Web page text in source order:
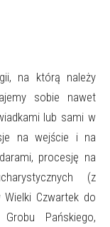
na którą należy
sobie nawet
lub sami w
na wejście i na
procesję na
(z
Czwartek do
Pańskiego,